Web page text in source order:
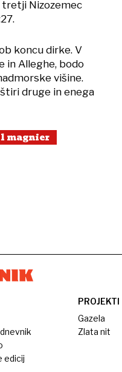
tretji Nizozemec
koncu dirke. V
in Alleghe, bodo
višine.
druge in enega
magnier
edicij
PROJEKTI
Gazela
Zlata nit